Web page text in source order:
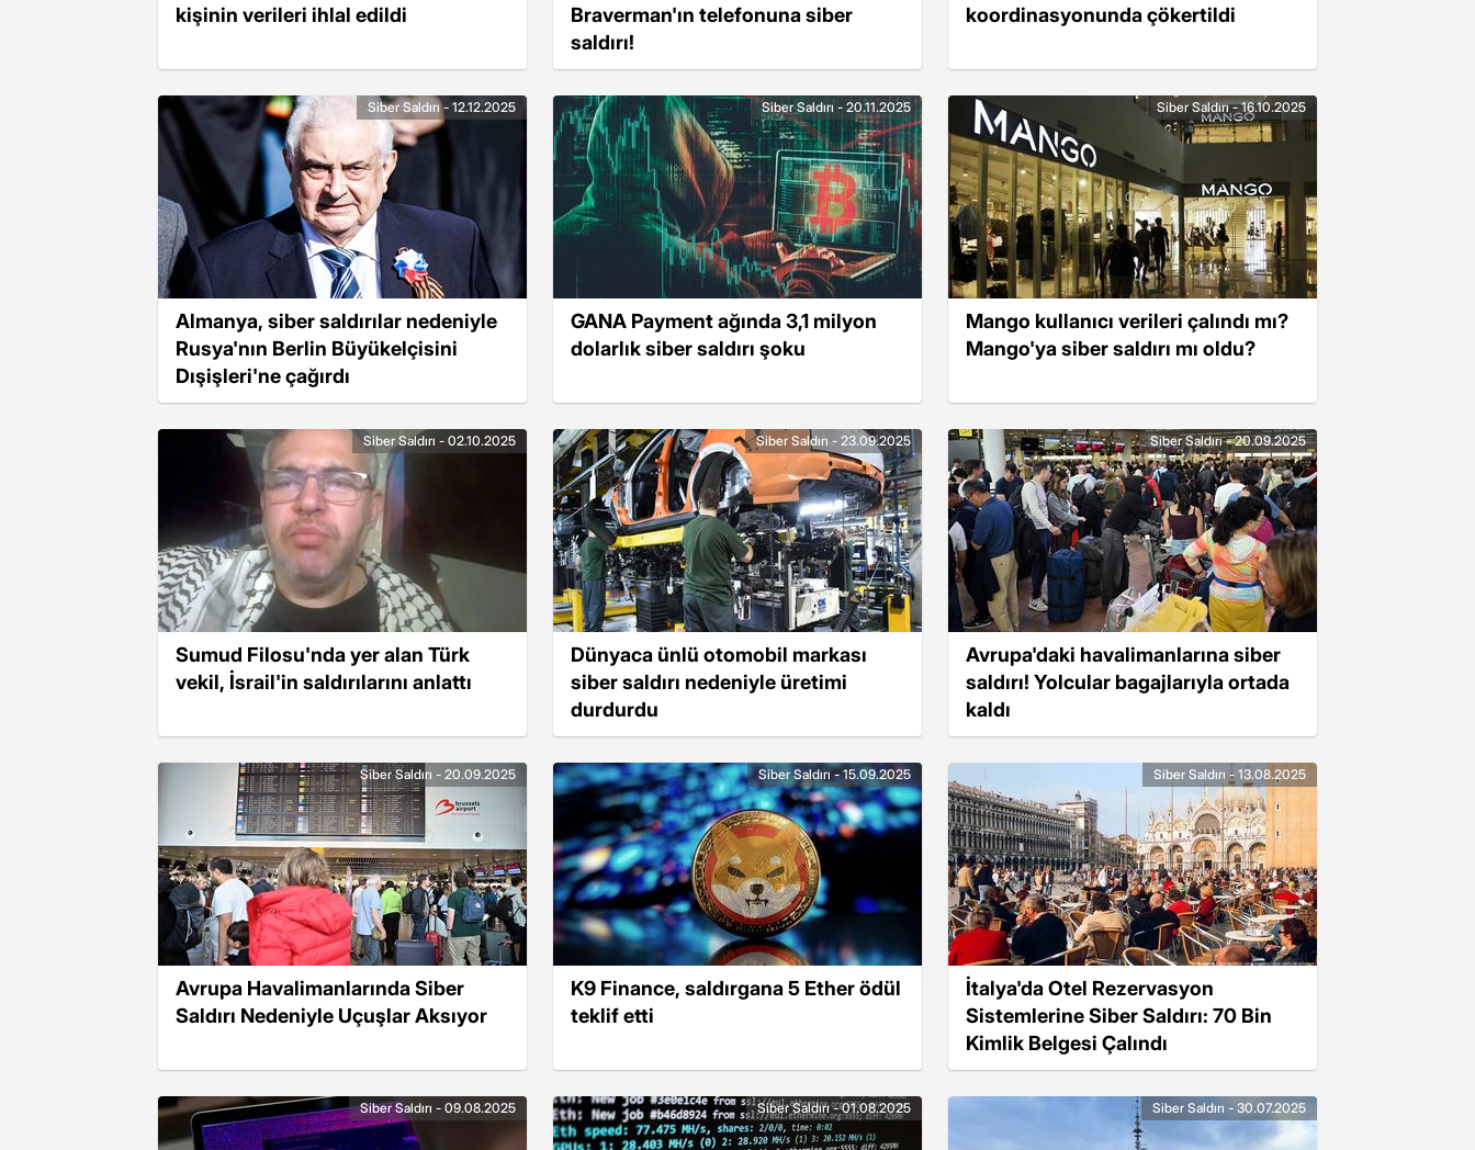
kişinin verileri ihlal edildi
Braverman'ın telefonuna siber
saldırı!
koordinasyonunda çökertildi
Almanya, siber saldırılar nedeniyle
Rusya'nın Berlin Büyükelçisini
Dışişleri'ne çağırdı
Siber Saldırı - 12.12.2025
GANA Payment ağında 3,1 milyon
dolarlık siber saldırı şoku
Siber Saldırı - 20.11.2025
Mango kullanıcı verileri çalındı mı?
Mango'ya siber saldırı mı oldu?
Siber Saldırı - 16.10.2025
Sumud Filosu'nda yer alan Türk
vekil, İsrail'in saldırılarını anlattı
Siber Saldırı - 02.10.2025
Dünyaca ünlü otomobil markası
siber saldırı nedeniyle üretimi
durdurdu
Siber Saldırı - 23.09.2025
Avrupa'daki havalimanlarına siber
saldırı! Yolcular bagajlarıyla ortada
kaldı
Siber Saldırı - 20.09.2025
Avrupa Havalimanlarında Siber
Saldırı Nedeniyle Uçuşlar Aksıyor
Siber Saldırı - 20.09.2025
K9 Finance, saldırgana 5 Ether ödül
teklif etti
Siber Saldırı - 15.09.2025
İtalya'da Otel Rezervasyon
Sistemlerine Siber Saldırı: 70 Bin
Kimlik Belgesi Çalındı
Siber Saldırı - 13.08.2025
Siber Saldırı - 09.08.2025 Siber Saldırı - 01.08.2025 Siber Saldırı - 30.07.2025